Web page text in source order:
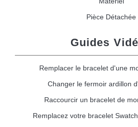
Pièce Détachée
Guides
Remplacer le bracelet d'une
Changer le fermoir ardillon
Raccourcir un bracelet de
Remplacez votre bracelet